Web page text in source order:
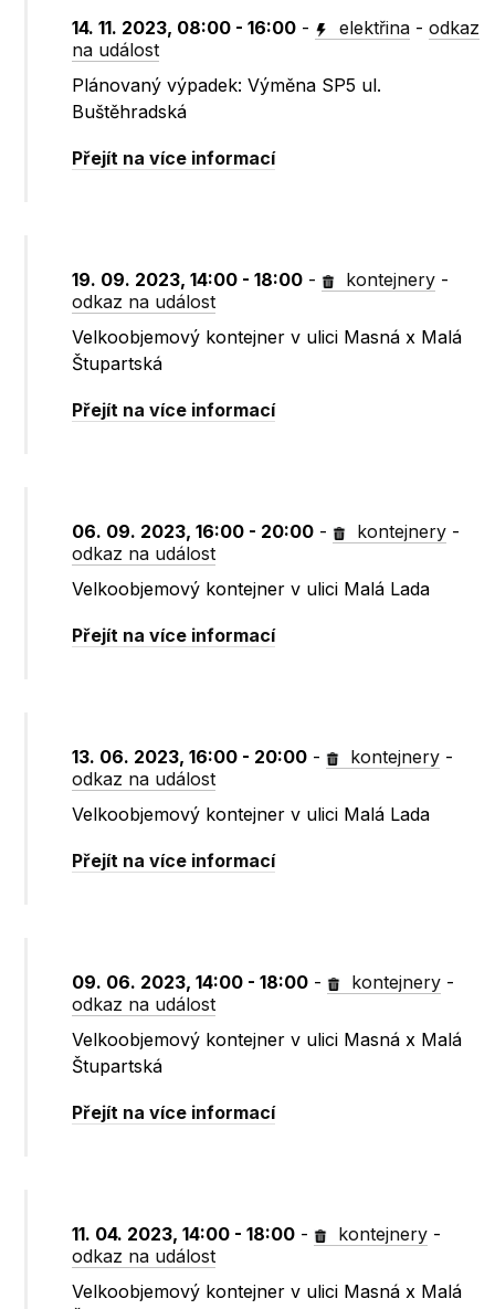
14. 11. 2023, 08:00 - 16:00 - elektřina -odkaz
na událost
Plánovaný výpadek: Výměna SP5 ul.
Buštěhradská
Přejít na více informací
19. 09. 2023, 14:00 - 18:00 - kontejnery -
odkaz na událost
Velkoobjemový kontejner v ulici Masná x Malá
Štupartská
Přejít na více informací
06. 09. 2023, 16:00 - 20:00 - kontejnery -
odkaz na událost
Velkoobjemový kontejner v ulici Malá Lada
Přejít na více informací
13. 06. 2023, 16:00 - 20:00 - kontejnery -
odkaz na událost
Velkoobjemový kontejner v ulici Malá Lada
Přejít na více informací
09. 06. 2023, 14:00 - 18:00 - kontejnery -
odkaz na událost
Velkoobjemový kontejner v ulici Masná x Malá
Štupartská
Přejít na více informací
11. 04. 2023, 14:00 - 18:00 - kontejnery -
odkaz na událost
Velkoobjemový kontejner v ulici Masná x Malá